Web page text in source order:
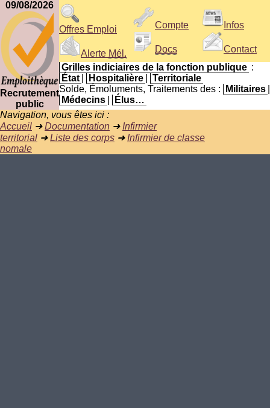
09/08/2026
Recrutement
public
Offres Emploi
Alerte Mél.
Compte
Docs
Infos
Contact
Grilles indiciaires de la fonction publique :
État
Hospitalière
Territoriale
Solde, Émoluments, Traitements des :
Militaires
Médecins
Élus…
Navigation, vous êtes ici :
Accueil ➜Documentation ➜ Infirmier
territorial ➜Liste des corps ➜ Infirmier de classe
nomale